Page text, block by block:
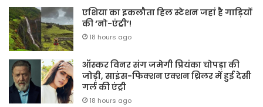
एशिया का इकलौता हिल स्टेशन जहां है गाड़ियों
की ‘नो-एंट्री’!
18 hours ago
ऑस्कर विनर संग जमेगी प्रियंका चोपड़ा की
जोड़ी, साइंस-फिक्शन एक्शन थ्रिलर में हुई देसी
गर्ल की एंट्री
18 hours ago